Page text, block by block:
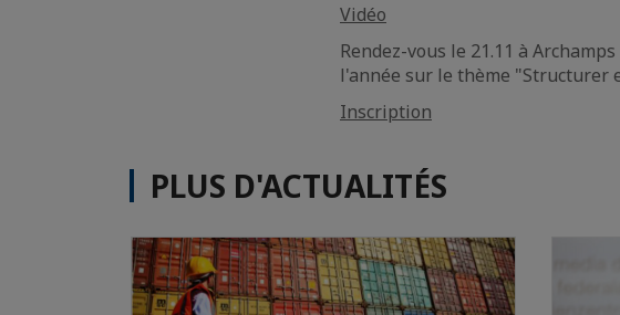
Vidéo
Rendez-vous le 21.11 à
l'année sur le thème "Structurer
Inscription
PLUS D'ACTUALITÉS